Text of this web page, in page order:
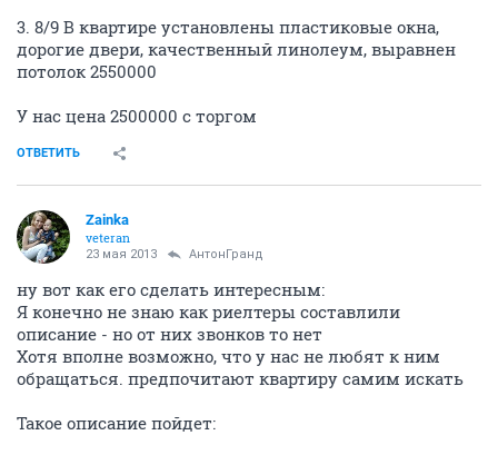
3. 8/9 В квартире установлены пластиковые окна,
дорогие двери, качественный линолеум, выравнен
потолок 2550000
У нас цена 2500000 с торгом
ОТВЕТИТЬ
Zainka
veteran
23 мая 2013 АнтонГранд
ну вот как его сделать интересным:
Я конечно не знаю как риелтеры составлили
описание - но от них звонков то нет
Хотя вполне возможно, что у нас не любят к ним
обращаться. предпочитают квартиру самим искать
Такое описание пойдет: